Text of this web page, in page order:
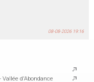
08-08-2026 19:16
d'Abondance